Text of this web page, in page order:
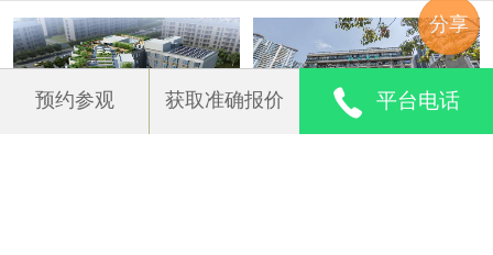
预约参观 获取准确报价 平台电话
分享